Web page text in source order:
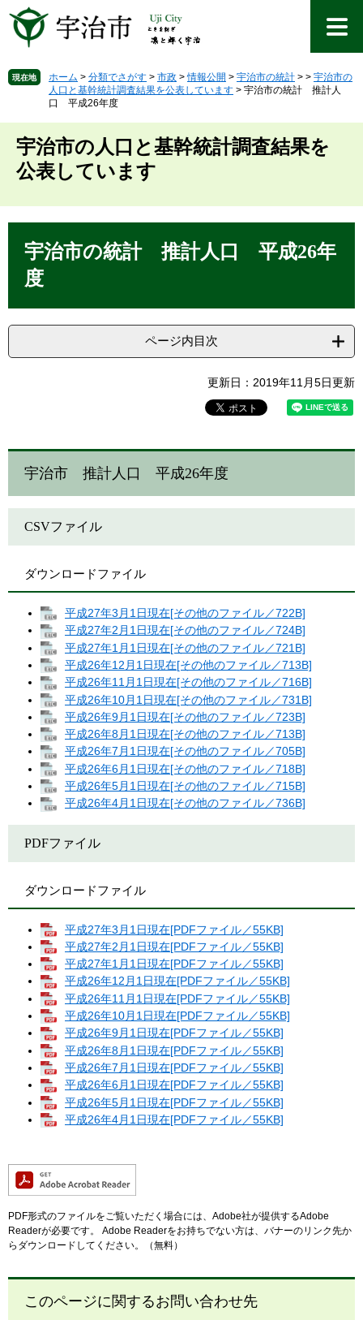
先を 現在地 ホーム > 分類でさがす > 市政 >情報公開 > 宇治市の統計 > > 宇治市の
人口と基幹統計調査結果を公表しています > 宇治市の統計 推計人
口 平成26年度
宇治市の人口と基幹統計調査結果を
公表しています
宇治市の統計 推計人口 平成26年
度
ページ内目次
更新日：2019年11月5日更新
宇治市 推計人口 平成26年度
CSVファイル
ダウンロードファイル
平成27年3月1日現在[その他のファイル／722B]
平成27年2月1日現在[その他のファイル／724B]
平成27年1月1日現在[その他のファイル／721B]
平成26年12月1日現在[その他のファイル／713B]
平成26年11月1日現在[その他のファイル／716B]
平成26年10月1日現在[その他のファイル／731B]
平成26年9月1日現在[その他のファイル／723B]
平成26年8月1日現在[その他のファイル／713B]
平成26年7月1日現在[その他のファイル／705B]
平成26年6月1日現在[その他のファイル／718B]
平成26年5月1日現在[その他のファイル／715B]
平成26年4月1日現在[その他のファイル／736B]
PDFファイル
ダウンロードファイル
平成27年3月1日現在[PDFファイル／55KB]
平成27年2月1日現在[PDFファイル／55KB]
平成27年1月1日現在[PDFファイル／55KB]
平成26年12月1日現在[PDFファイル／55KB]
平成26年11月1日現在[PDFファイル／55KB]
平成26年10月1日現在[PDFファイル／55KB]
平成26年9月1日現在[PDFファイル／55KB]
平成26年8月1日現在[PDFファイル／55KB]
平成26年7月1日現在[PDFファイル／55KB]
平成26年6月1日現在[PDFファイル／55KB]
平成26年5月1日現在[PDFファイル／55KB]
平成26年4月1日現在[PDFファイル／55KB]
PDF形式のファイルをご覧いただく場合には、Adobe社が提供するAdobe
Readerが必要です。
Adobe Readerをお持ちでない方は、バナーのリンク先か
らダウンロードしてください。（無料）
このページに関するお問い合わせ先